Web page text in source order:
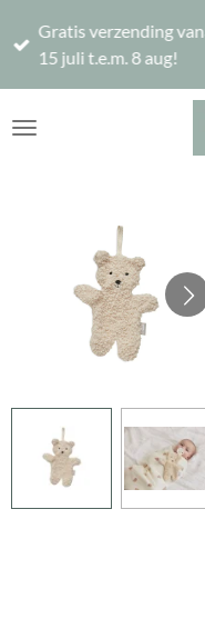
direct
hoofdinhoud
Gratis verzending
15 juli t.e.m. 8 aug!